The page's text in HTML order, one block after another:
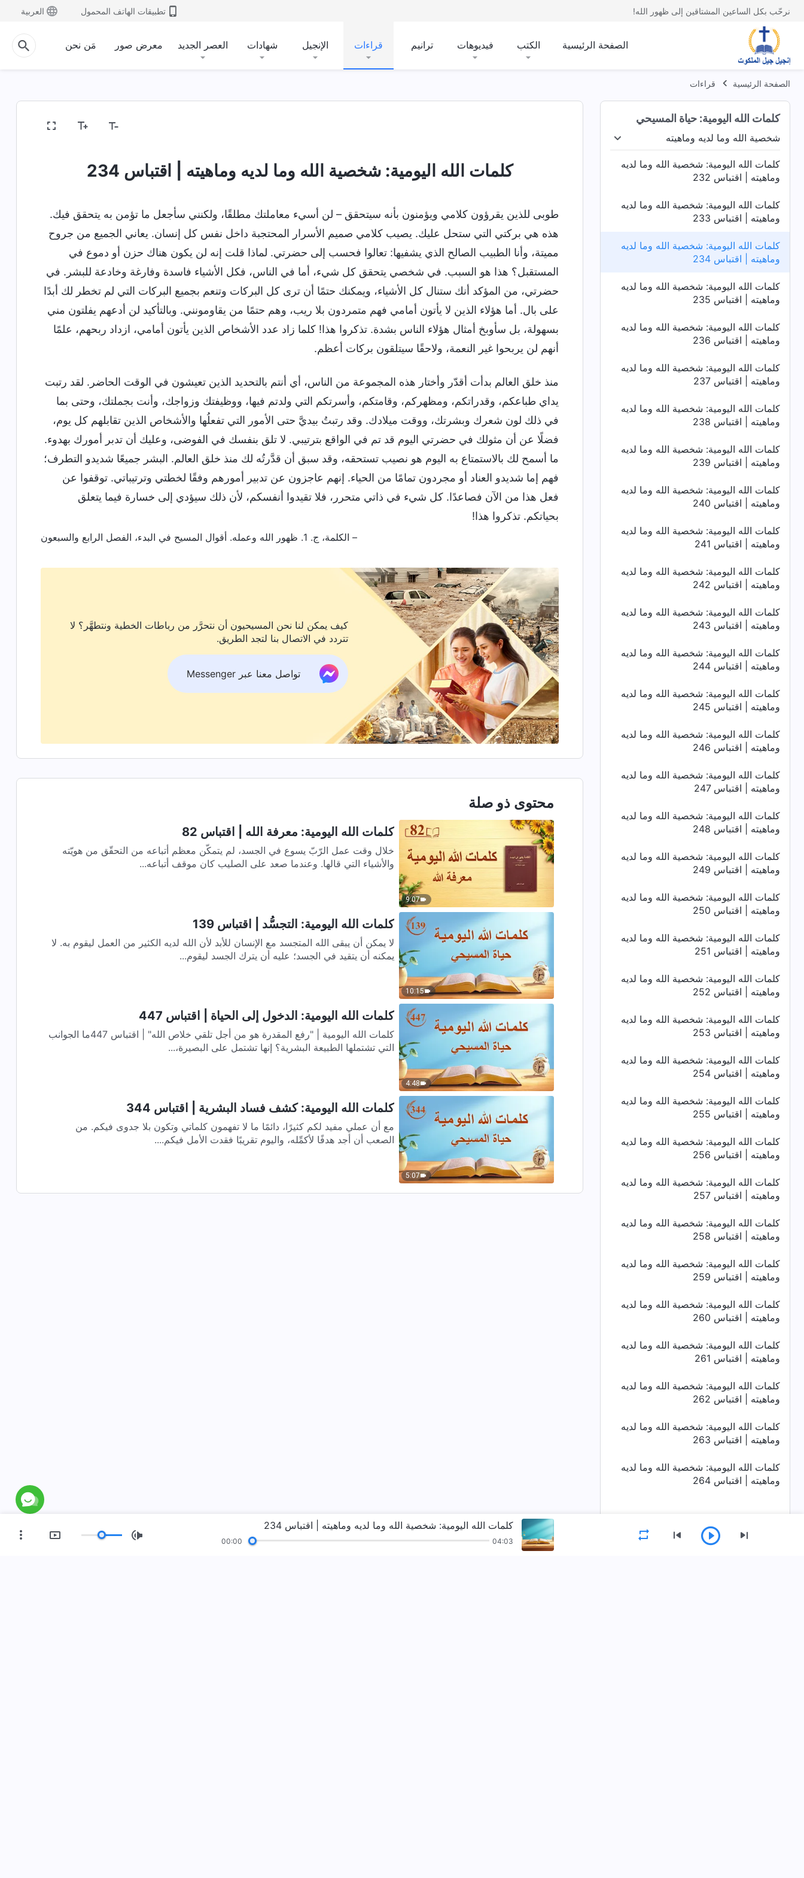
نرحّب بكل الساعين المشتاقين إلى ظهور الله! تطبيقات الهاتف المحمول العربية
الصفحة الرئيسية الكتب فيديوهات ترانيم قراءات الإنجيل شهادات العصر الجديد معرض صور مَن نحن
الصفحة الرئيسية قراءات
كلمات الله اليومية: حياة المسيحي
شخصية الله وما لديه وماهيته
شخصية الله وما لديه وماهيته أسرار عن الكتاب المقدَّس
كلمات الله اليومية: شخصية الله وما لديه
وماهيته | اقتباس 232
كلمات الله اليومية: شخصية الله وما لديه
وماهيته | اقتباس 233
كلمات الله اليومية: شخصية الله وما لديه
وماهيته | اقتباس 234
كلمات الله اليومية: شخصية الله وما لديه
وماهيته | اقتباس 235
كلمات الله اليومية: شخصية الله وما لديه
وماهيته | اقتباس 236
كلمات الله اليومية: شخصية الله وما لديه
وماهيته | اقتباس 237
كلمات الله اليومية: شخصية الله وما لديه
وماهيته | اقتباس 238
كلمات الله اليومية: شخصية الله وما لديه
وماهيته | اقتباس 239
كلمات الله اليومية: شخصية الله وما لديه
وماهيته | اقتباس 240
كلمات الله اليومية: شخصية الله وما لديه
وماهيته | اقتباس 241
كلمات الله اليومية: شخصية الله وما لديه
وماهيته | اقتباس 242
كلمات الله اليومية: شخصية الله وما لديه
وماهيته | اقتباس 243
كلمات الله اليومية: شخصية الله وما لديه
وماهيته | اقتباس 244
كلمات الله اليومية: شخصية الله وما لديه
وماهيته | اقتباس 245
كلمات الله اليومية: شخصية الله وما لديه
وماهيته | اقتباس 246
كلمات الله اليومية: شخصية الله وما لديه
وماهيته | اقتباس 247
كلمات الله اليومية: شخصية الله وما لديه
وماهيته | اقتباس 248
كلمات الله اليومية: شخصية الله وما لديه
وماهيته | اقتباس 249
كلمات الله اليومية: شخصية الله وما لديه
وماهيته | اقتباس 250
كلمات الله اليومية: شخصية الله وما لديه
وماهيته | اقتباس 251
كلمات الله اليومية: شخصية الله وما لديه
وماهيته | اقتباس 252
كلمات الله اليومية: شخصية الله وما لديه
وماهيته | اقتباس 253
كلمات الله اليومية: شخصية الله وما لديه
وماهيته | اقتباس 254
كلمات الله اليومية: شخصية الله وما لديه
وماهيته | اقتباس 255
كلمات الله اليومية: شخصية الله وما لديه
وماهيته | اقتباس 256
كلمات الله اليومية: شخصية الله وما لديه
وماهيته | اقتباس 257
كلمات الله اليومية: شخصية الله وما لديه
وماهيته | اقتباس 258
كلمات الله اليومية: شخصية الله وما لديه
وماهيته | اقتباس 259
كلمات الله اليومية: شخصية الله وما لديه
وماهيته | اقتباس 260
كلمات الله اليومية: شخصية الله وما لديه
وماهيته | اقتباس 261
كلمات الله اليومية: شخصية الله وما لديه
وماهيته | اقتباس 262
كلمات الله اليومية: شخصية الله وما لديه
وماهيته | اقتباس 263
كلمات الله اليومية: شخصية الله وما لديه
وماهيته | اقتباس 264
كلمات الله اليومية: شخصية الله وما لديه وماهيته | اقتباس 234
طوبى للذين يقرؤون كلامي ويؤمنون بأنه سيتحقق – لن أسيء معاملتك مطلقًا، ولكنني سأجعل ما تؤمن به يتحقق فيك.
هذه هي بركتي التي ستحل عليك. يصيب كلامي صميم الأسرار المحتجبة داخل نفس كل إنسان. يعاني الجميع من جروح
مميتة، وأنا الطبيب الصالح الذي يشفيها: تعالوا فحسب إلى حضرتي. لماذا قلت إنه لن يكون هناك حزن أو دموع في
المستقبل؟ هذا هو السبب. في شخصي يتحقق كل شيء، أما في الناس، فكل الأشياء فاسدة وفارغة وخادعة للبشر. في
حضرتي، من المؤكد أنك ستنال كل الأشياء، ويمكنك حتمًا أن ترى كل البركات وتنعم بجميع البركات التي لم تخطر لك أبدًا
على بال. أما هؤلاء الذين لا يأتون أمامي فهم متمردون بلا ريب، وهم حتمًا من يقاومونني. وبالتأكيد لن أدعهم يفلتون مني
بسهولة، بل سأوبخ أمثال هؤلاء الناس بشدة. تذكروا هذا! كلما زاد عدد الأشخاص الذين يأتون أمامي، ازداد ربحهم، علمًا
أنهم لن يربحوا غير النعمة، ولاحقًا سيتلقون بركات أعظم.
منذ خلق العالم بدأت أقدّر وأختار هذه المجموعة من الناس، أي أنتم بالتحديد الذين تعيشون في الوقت الحاضر. لقد رتبت
يداي طباعكم، وقدراتكم، ومظهركم، وقامتكم، وأسرتكم التي ولدتم فيها، ووظيفتك وزواجك، وأنت بجملتك، وحتى بما
في ذلك لون شعرك وبشرتك، ووقت ميلادك. وقد رتبتُ بيديَّ حتى الأمور التي تفعلُها والأشخاص الذين تقابلهم كل يوم،
فضلًا عن أن مثولك في حضرتي اليوم قد تم في الواقع بترتيبي. لا تلق بنفسك في الفوضى، وعليك أن تدبر أمورك بهدوء.
ما أسمح لك بالاستمتاع به اليوم هو نصيب تستحقه، وقد سبق أن قدَّرتُه لك منذ خلق العالم. البشر جميعًا شديدو التطرف؛
فهم إما شديدو العناد أو مجردون تمامًا من الحياء. إنهم عاجزون عن تدبير أمورهم وفقًا لخطتي وترتيباتي. توقفوا عن
فعل هذا من الآن فصاعدًا. كل شيء في ذاتي متحرر، فلا تقيدوا أنفسكم، لأن ذلك سيؤدي إلى خسارة فيما يتعلق
بحياتكم. تذكروا هذا!
– الكلمة، ج. 1. ظهور الله وعمله. أقوال المسيح في البدء، الفصل الرابع والسبعون
كيف يمكن لنا نحن المسيحيون أن نتحرَّر من رباطات الخطية ونتطهَّر؟ لا
تتردد في الاتصال بنا لتجد الطريق.
تواصل معنا عبر Messenger
محتوى ذو صلة
9:07
كلمات الله اليومية: معرفة الله | اقتباس 82
خلال وقت عمل الرّبّ يسوع في الجسد، لم يتمكّن معظم أتباعه من التحقّق من هويّته
والأشياء التي قالها. وعندما صعد على الصليب كان موقف أتباعه...
10:15
كلمات الله اليومية: التجسُّد | اقتباس 139
لا يمكن أن يبقى الله المتجسد مع الإنسان للأبد لأن الله لديه الكثير من العمل ليقوم به. لا
يمكنه أن يتقيد في الجسد؛ عليه أن يترك الجسد ليقوم...
4:48
كلمات الله اليومية: الدخول إلى الحياة | اقتباس 447
كلمات الله اليومية | "رفع المقدرة هو من أجل تلقي خلاص الله" | اقتباس 447ما الجوانب
التي تشتملها الطبيعة البشرية؟ إنها تشتمل على البصيرة،...
5:07
كلمات الله اليومية: كشف فساد البشرية | اقتباس 344
مع أن عملي مفيد لكم كثيرًا، دائمًا ما لا تفهمون كلماتي وتكون بلا جدوى فيكم. من
الصعب أن أجد هدفًا لأكمِّله، واليوم تقريبًا فقدت الأمل فيكم....
كلمات الله اليومية: شخصية الله وما لديه وماهيته | اقتباس 234
00:00 04:03